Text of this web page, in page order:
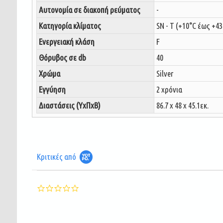
Αυτονομία σε διακοπή ρεύματος
-
Κατηγορία κλίματος
SN - T (+10°C έως
Ενεργειακή κλάση
F
Θόρυβος σε db
40
Χρώμα
Silver
Εγγύηση
2 χρόνια
Διαστάσεις (ΥxΠxΒ)
86.7 x 48 x 45.1εκ.
Κριτικές από
0.0